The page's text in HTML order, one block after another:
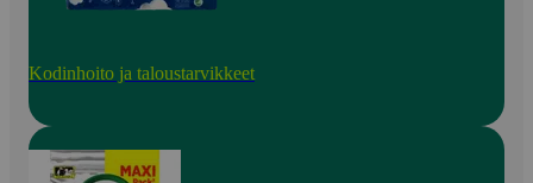
Kodinhoito ja taloustarvikkeet